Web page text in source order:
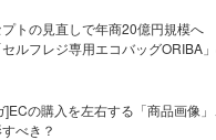
プトの見直しで年商20億円規模へ
ルフレジ専用エコバッグORIBA
]ECの購入を左右する「商品画像
べき？